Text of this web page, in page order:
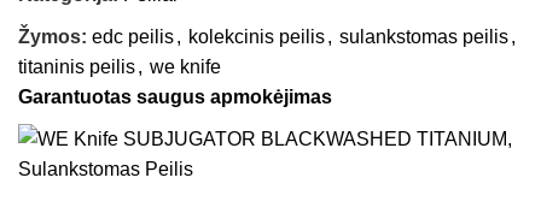
Žymos: edc peilis, kolekcinis peilis, sulankstomas peilis,
titaninis peilis, we knife
Garantuotas saugus apmokėjimas